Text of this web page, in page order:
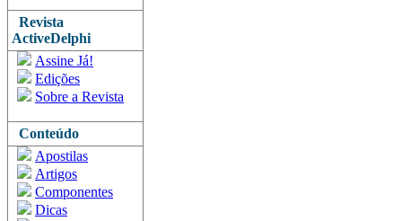
Revista
ActiveDelphi
Assine Já!
Edições
Sobre a Revista
Conteúdo
Apostilas
Artigos
Componentes
Dicas